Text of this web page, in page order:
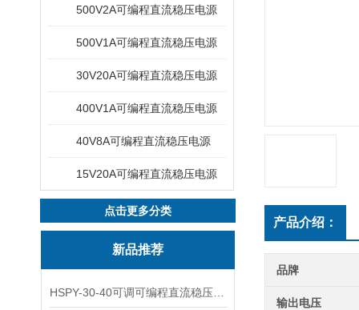
500V2A可编程直流稳压电源
500V1A可编程直流稳压电源
30V20A可编程直流稳压电源
400V1A可编程直流稳压电源
40V8A可编程直流稳压电源
15V20A可编程直流稳压电源
点击更多分类
新品推荐
产品介绍：
品牌
输出电压